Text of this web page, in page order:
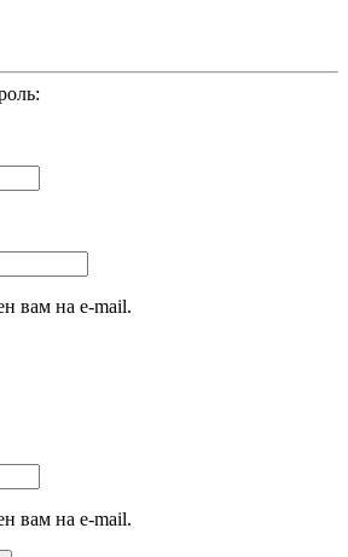
вам на e-mail.
вам на e-mail.